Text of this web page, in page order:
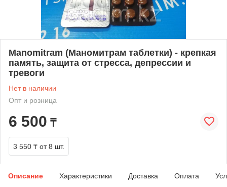
Manomitram (Маномитрам таблетки) - крепкая
память, защита от стресса, депрессии и
тревоги
Нет в наличии
Опт и розница
6 500 ₸
3 550 ₸ от 8 шт.
Описание Характеристики Доставка Оплата